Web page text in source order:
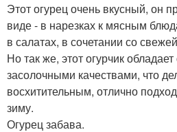
Этот огурец очень вкусный, он
виде - в нарезках к мясным
в салатах, в сочетании со
Но так же, этот огурчик
засолочными качествами, что
восхитительным, отлично
зиму.
Огурец забава.